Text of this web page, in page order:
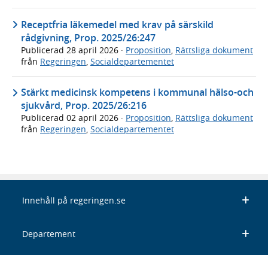
Receptfria läkemedel med krav på särskild
rådgivning, Prop. 2025/26:247
Publicerad 28 april 2026 · Proposition Rättsliga dokument
från Regeringen Socialdepartementet
Stärkt medicinsk kompetens i kommunal hälso-och
sjukvård, Prop. 2025/26:216
Publicerad 02 april 2026 · Proposition, Rättsliga dokument
från Regeringen, Socialdepartementet
Innehåll på regeringen.se
Departement